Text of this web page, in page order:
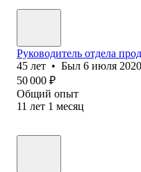
Руководитель отдела
45 лет • Был 6 июля 2020
50 000 ₽
Общий опыт
11 лет 1 месяц